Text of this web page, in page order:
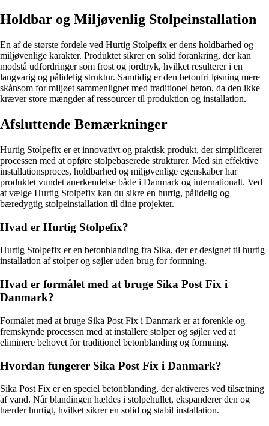
Holdbar og Miljøvenlig Stolpeinstallation
En af de største fordele ved Hurtig Stolpefix er dens holdbarhed og
miljøvenlige karakter. Produktet sikrer en solid forankring, der kan
modstå udfordringer som frost og jordtryk, hvilket resulterer i en
langvarig og pålidelig struktur. Samtidig er den betonfri løsning mere
skånsom for miljøet sammenlignet med traditionel beton, da den ikke
kræver store mængder af ressourcer til produktion og installation.
Afsluttende Bemærkninger
Hurtig Stolpefix er et innovativt og praktisk produkt, der simplificerer
processen med at opføre stolpebaserede strukturer. Med sin effektive
installationsproces, holdbarhed og miljøvenlige egenskaber har
produktet vundet anerkendelse både i Danmark og internationalt. Ved
at vælge Hurtig Stolpefix kan du sikre en hurtig, pålidelig og
bæredygtig stolpeinstallation til dine projekter.
Hvad er Hurtig Stolpefix?
Hurtig Stolpefix er en betonblanding fra Sika, der er designet til hurtig
installation af stolper og søjler uden brug for formning.
Hvad er formålet med at bruge Sika Post Fix i
Danmark?
Formålet med at bruge Sika Post Fix i Danmark er at forenkle og
fremskynde processen med at installere stolper og søjler ved at
eliminere behovet for traditionel betonblanding og formning.
Hvordan fungerer Sika Post Fix i Danmark?
Sika Post Fix er en speciel betonblanding, der aktiveres ved tilsætning
af vand. Når blandingen hældes i stolpehullet, ekspanderer den og
hærder hurtigt, hvilket sikrer en solid og stabil installation.